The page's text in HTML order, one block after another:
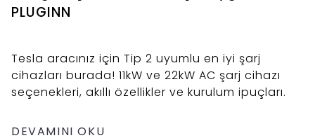
PLUGINN
Tesla aracınız için Tip 2 uyumlu en iyi şarj
cihazları burada! 11kW ve 22kW AC şarj cihazı
seçenekleri, akıllı özellikler ve kurulum ipuçları.
DEVAMINI OKU